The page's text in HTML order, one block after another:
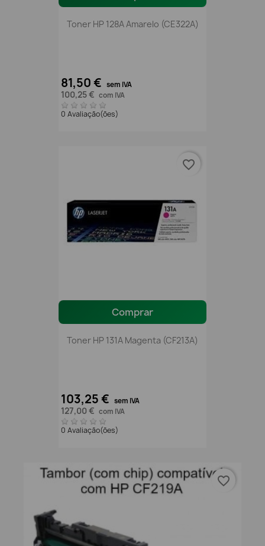
Toner HP 128A Amarelo (CE322A)
81,50 € sem IVA
100,25 € com IVA
0 Avaliação(ões)
Comprar
Toner HP 131A Magenta (CF213A)
103,25 € sem IVA
127,00 € com IVA
0 Avaliação(ões)
favorite_border
favorite_border